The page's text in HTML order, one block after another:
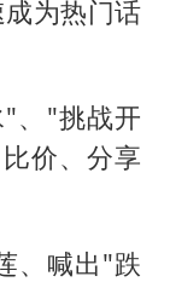
为热门话
、"挑战开
价、分享
、喊出"跌